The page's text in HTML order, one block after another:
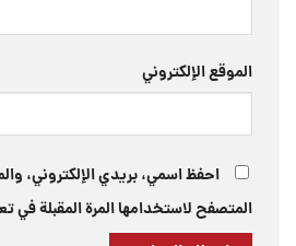
الموقع الإلكتروني
احفظ اسمي، بريدي الإلكتروني،
المتصفح لاستخدامها المرة المقبلة في